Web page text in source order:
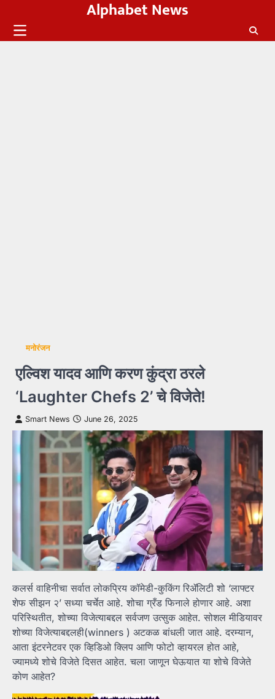
content
Alphabet News
मनोरंजन
एल्विश यादव आणि करण कुंद्रा ठरले
‘Laughter Chefs 2’ चे विजेते!
Smart News June 26, 2025
कलर्स वाहिनीचा सर्वात लोकप्रिय कॉमेडी-कुकिंग रिॲलिटी शो ‘लाफ्टर
शेफ सीझन २’ सध्या चर्चेत आहे. शोचा ग्रँड फिनाले होणार आहे. अशा
परिस्थितीत, शोच्या विजेत्याबद्दल सर्वजण उत्सुक आहेत. सोशल मीडियावर
शोच्या विजेत्याबद्दलही(winners ) अटकळ बांधली जात आहे. दरम्यान,
आता इंटरनेटवर एक व्हिडिओ क्लिप आणि फोटो व्हायरल होत आहे,
ज्यामध्ये शोचे विजेते दिसत आहेत. चला जाणून घेऊयात या शोचे विजेते
कोण आहेत?